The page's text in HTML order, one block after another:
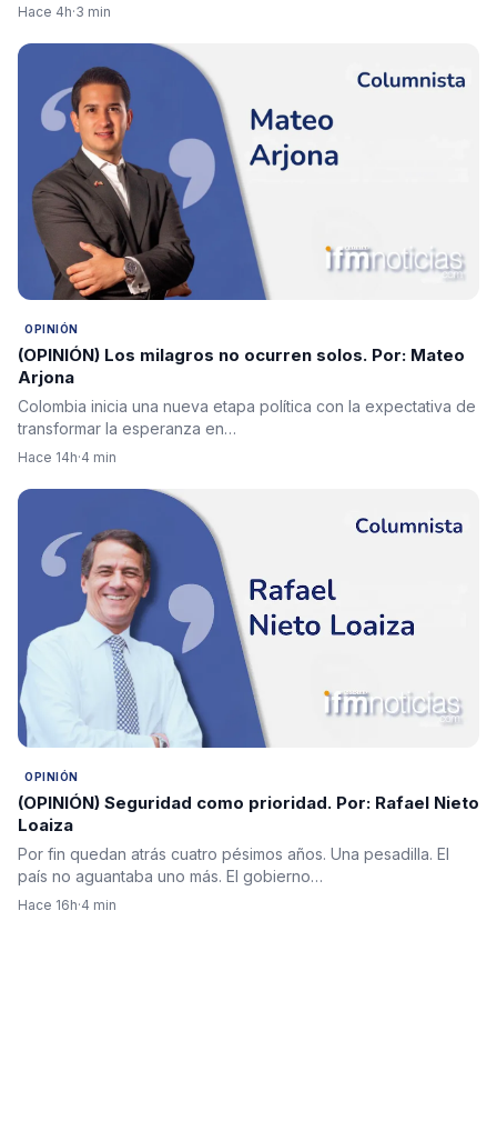
Hace 4h·3 min
OPINIÓN
(OPINIÓN) Los milagros no ocurren solos. Por: Mateo
Arjona
Colombia inicia una nueva etapa política con la expectativa de
transformar la esperanza en…
Hace 14h·4 min
OPINIÓN
(OPINIÓN) Seguridad como prioridad. Por: Rafael Nieto
Loaiza
Por fin quedan atrás cuatro pésimos años. Una pesadilla. El
país no aguantaba uno más. El gobierno…
Hace 16h·4 min